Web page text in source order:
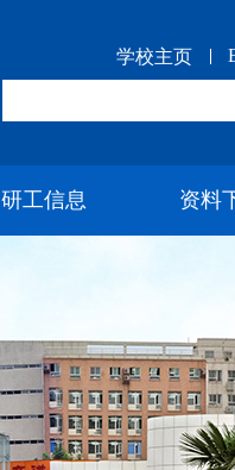
学校主页
研工信息 资料